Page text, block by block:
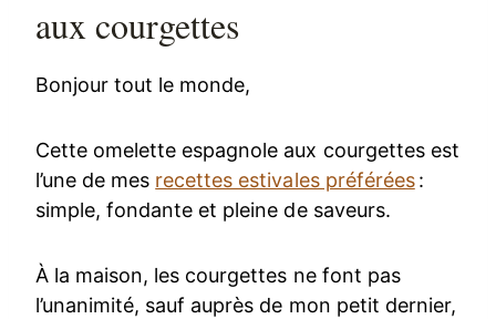
aux courgettes
Bonjour tout le monde,
Cette omelette espagnole aux courgettes est
l’une de mes recettes estivales préférées:
simple, fondante et pleine de saveurs.
À la maison, les courgettes ne font pas
l’unanimité, sauf auprès de mon petit dernier,